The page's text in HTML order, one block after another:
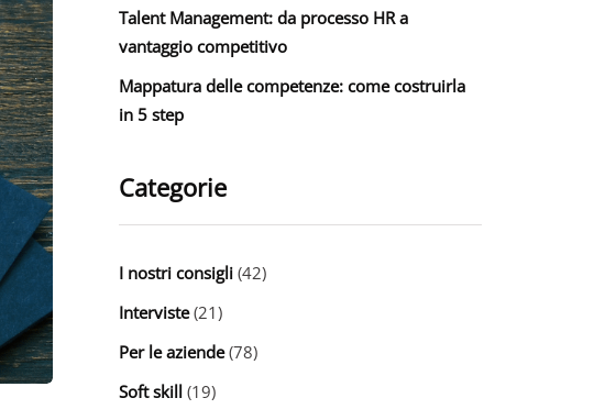
Talent Management: da processo HR a
vantaggio competitivo
Mappatura delle competenze: come costruirla
in 5 step
Categorie
I nostri consigli (42)
Interviste(21)
Per le aziende(78)
Soft skill (19)